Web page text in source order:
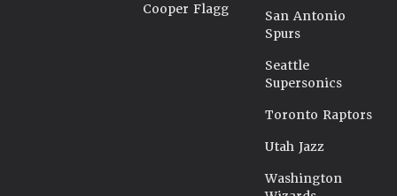
Cooper Flagg
San Antonio
Spurs
Seattle
Supersonics
Toronto Raptors
Utah Jazz
Washington